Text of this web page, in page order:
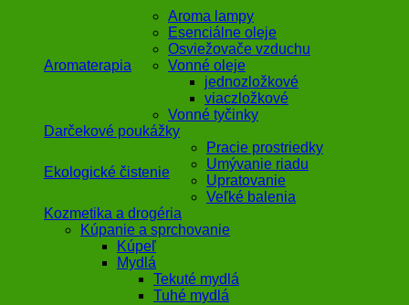
Aromaterapia
Aroma lampy
Esenciálne oleje
Osviežovače vzduchu
Vonné oleje
jednozložkové
viaczložkové
Vonné tyčinky
Darčekové poukážky
Ekologické čistenie
Pracie prostriedky
Umývanie riadu
Upratovanie
Veľké balenia
Kozmetika a drogéria
Kúpanie a sprchovanie
Kúpeľ
Mydlá
Tekuté mydlá
Tuhé mydlá